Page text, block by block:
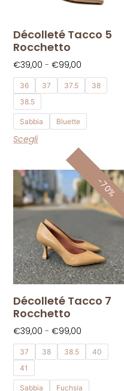
Décolleté Tacco 5
Rocchetto
€39,00 - €99,00
36 37 37.5
38
38.5
Sabbia Bluette
Scegli
-70%
Décolleté Tacco 7
Rocchetto
€39,00 - €99,00
37 38 38.5
40
41
Sabbia Fuchsia